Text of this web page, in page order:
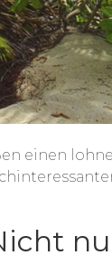
einen